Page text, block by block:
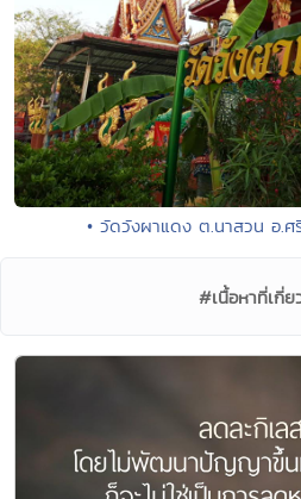
• วัดวังผาแดง ต.นาสวน อ.
#เนื้อหาที่เกี่ย